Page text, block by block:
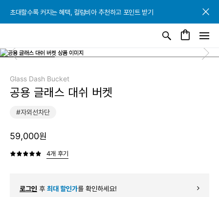
초대할수록 커지는 혜택, 컬럼비아 추천하고 포인트 받기
초대할수록 커지는 혜택, 컬럼비아 추천하고 포인트 받기
초대할수록 커지는 혜택, 컬럼비아 추천하고 포인트 받기
Glass Dash Bucket
공용 글래스 대쉬 버켓
#자외선차단
59,000원
4개 후기
로그인 후 최대 할인가를 확인하세요!